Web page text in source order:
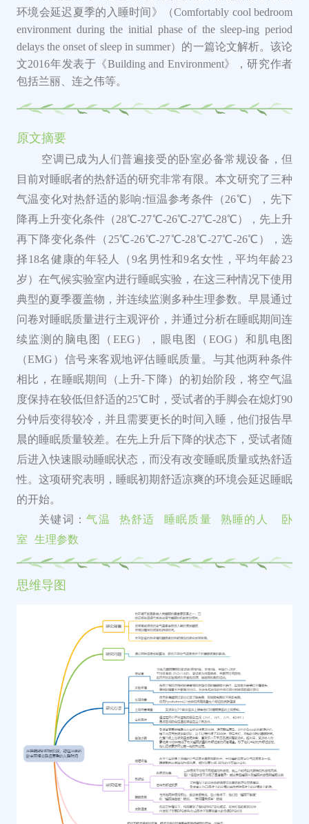
环境会延迟夏季的入睡时间》（Comfortably cool bedroom
environment during the initial phase of the sleep-ing period
delays the onset of sleep in summer）的一篇论文解析。该论
文2016年发表于《Building and Environment》，研究作者
包括兰丽、连之伟等。
原文摘要
空调已成为人们普遍接受的卧室必备常规设备，但
目前对睡眠者的热舒适的研究非常有限。本文研究了三种
气温变化对热舒适的影响:恒温参考条件（26℃），先下
降再上升变化条件（28℃-27℃-26℃-27℃-28℃），先上升
再下降变化条件（25℃-26℃-27℃-28℃-27℃-26℃），选
择18名健康的年轻人（9名男性和9名女性，平均年龄23
岁）在气候实验室内进行睡眠实验，在这三种情况下使用
典型的夏季覆盖物，并连续监测多种生理参数。早晨通过
问卷对睡眠质量进行主观评价，并通过分析在睡眠期间连
续监测的脑电图（EEG），眼电图（EOG）和肌电图
（EMG）信号来客观地评估睡眠质量。与其他两种条件
相比，在睡眠期间（上升-下降）的初始阶段，将空气温
度保持在较低但舒适的25℃时，受试者的手脚会在熄灯90
分钟后变得较冷，并且需要更长的时间入睡，他们报告早
晨的睡眠质量较差。在先上升后下降的状态下，受试者随
后进入快速眼动睡眠状态，而没有改变睡眠质量或热舒适
性。这项研究表明，睡眠初期舒适凉爽的环境会延迟睡眠
的开始。
关键词：气温 热舒适 睡眠质量 熟睡的人
卧
室
生理参数
思维导图